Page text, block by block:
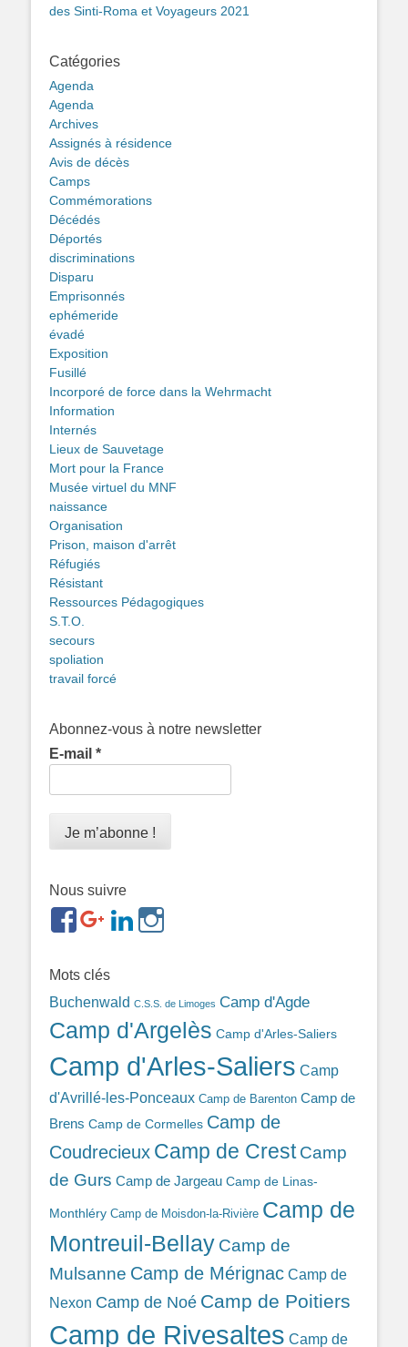
des Sinti-Roma et Voyageurs 2021
Catégories
Agenda
Agenda
Archives
Assignés à résidence
Avis de décès
Camps
Commémorations
Décédés
Déportés
discriminations
Disparu
Emprisonnés
ephémeride
évadé
Exposition
Fusillé
Incorporé de force dans la Wehrmacht
Information
Internés
Lieux de Sauvetage
Mort pour la France
Musée virtuel du MNF
naissance
Organisation
Prison, maison d'arrêt
Réfugiés
Résistant
Ressources Pédagogiques
S.T.O.
secours
spoliation
travail forcé
Abonnez-vous à notre newsletter
E-mail *
Nous suivre
https://www.facebook.com/groups/
ref=br_rs
https://plus.google.com/b/
https://www.linkedin.com/in/gigi-
bonin-
Mots clés
Buchenwald C.S.S. de Limoges Camp d'Agde
Camp d'Argelès Camp d'Arles-Saliers
Camp d'Arles-Saliers Camp
d'Avrillé-les-Ponceaux Camp de Barenton Camp de
Brens Camp de Cormelles Camp de
Coudrecieux Camp de Crest Camp
de Gurs Camp de Jargeau Camp de Linas-
Monthléry Camp de Moisdon-la-Rivière Camp de
Montreuil-Bellay Camp de
Mulsanne Camp de Mérignac Camp de
Nexon Camp de Noé Camp de Poitiers
Camp de Rivesaltes Camp de